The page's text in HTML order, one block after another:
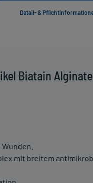
Biatain
mit breitem
Detail- &